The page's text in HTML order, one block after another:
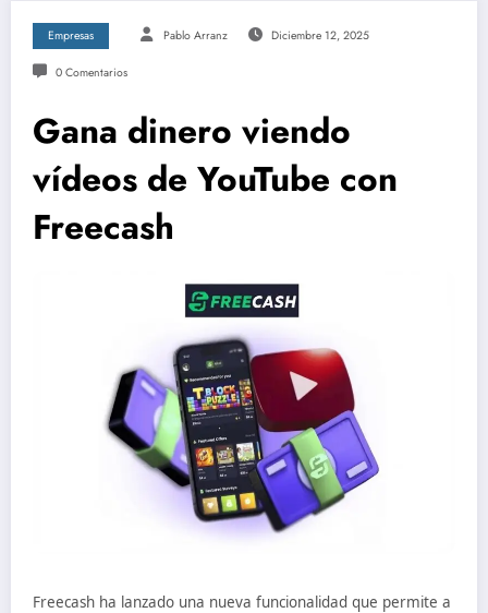
Empresas Pablo Arranz Diciembre 12, 2025
0 Comentarios
Gana dinero viendo
vídeos de YouTube con
Freecash
Freecash ha lanzado una nueva funcionalidad que permite a